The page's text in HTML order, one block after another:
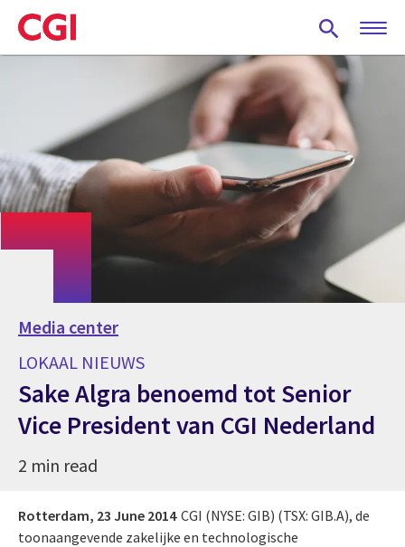
Skip
to
main
Media center
LOKAAL NIEUWS
Sake Algra benoemd tot Senior
Vice President van CGI Nederland
2 min read
Rotterdam, 23 June 2014 CGI (NYSE: GIB) (TSX: GIB.A), de
toonaangevende zakelijke en technologische